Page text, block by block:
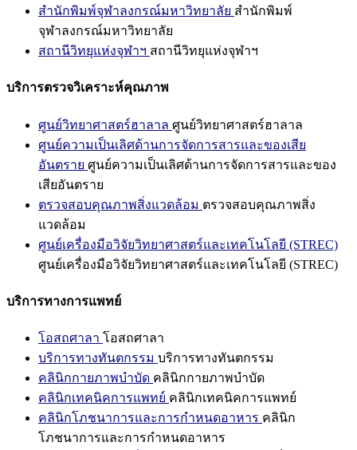
สำนักพิมพ์จุฬาลงกรณ์มหาวิทยาลัย สำนักพิมพ์
จุฬาลงกรณ์มหาวิทยาลัย
สถานีวิทยุแห่งจุฬาฯ สถานีวิทยุแห่งจุฬาฯ
บริการตรวจวิเคราะห์คุณภาพ
ศูนย์วิทยาศาสตร์ฮาลาล ศูนย์วิทยาศาสตร์ฮาลาล
ศูนย์ความเป็นเลิศด้านการจัดการสารและของเสีย
อันตราย ศูนย์ความเป็นเลิศด้านการจัดการสารและของ
เสียอันตราย
ตรวจสอบคุณภาพสิ่งแวดล้อม ตรวจสอบคุณภาพสิ่ง
แวดล้อม
ศูนย์เครื่องมือวิจัยวิทยาศาสตร์และเทคโนโลยี (STREC)
ศูนย์เครื่องมือวิจัยวิทยาศาสตร์และเทคโนโลยี (STREC)
บริการทางการแพทย์
โอสถศาลา โอสถศาลา
บริการทางทันตกรรม บริการทางทันตกรรม
คลินิกกายภาพบำบัด คลินิกกายภาพบำบัด
คลินิกเทคนิคการแพทย์ คลินิกเทคนิคการแพทย์
คลินิกโภชนาการและการกำหนดอาหาร คลินิก
โภชนาการและการกำหนดอาหาร